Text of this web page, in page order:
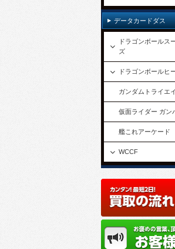
データカードダス
ドラゴンボールス
ズ
ドラゴンボールヒ
ガンダムトライエ
仮面ライダー ガン
艦これアーケード
WCCF